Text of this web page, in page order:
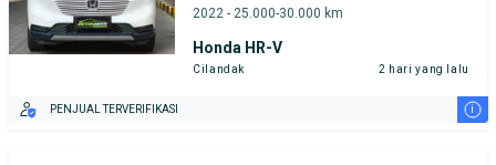
2022 - 25.000-30.000 km
Honda HR-V
Cilandak 2 hari yang lalu
PENJUAL TERVERIFIKASI i